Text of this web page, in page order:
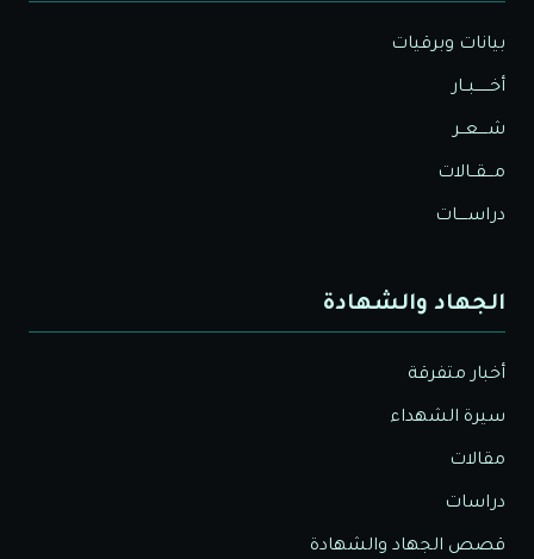
بيانات وبرقيات
أخــــــبــار
شــــعــر
مـــقــالات
دراســــات
الجهاد والشهادة
أخبار متفرقة
سيرة الشهداء
مقالات
دراسات
قصص الجهاد والشهادة